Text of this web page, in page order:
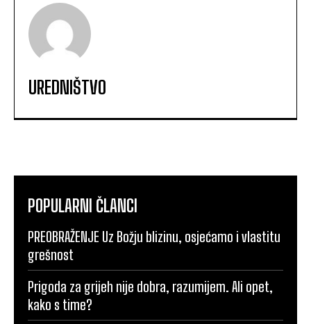
UREDNIŠTVO
POPULARNI ČLANCI
PREOBRAŽENJE Uz Božju blizinu, osjećamo i vlastitu
grešnost
Prigoda za grijeh nije dobra, razumijem. Ali opet,
kako s time?